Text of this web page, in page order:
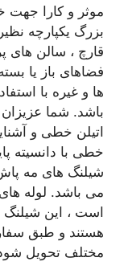
موثر و کارا
بزرگ یکپارچه
قارچ ، سالن های
فضاهای باز یا
ها و غیره با
باشد. شما عزیزان
اتیلن خطی و
شیلنگ های مه
است ، این شیلنگ
هستند و طبق
مختلف تحویل